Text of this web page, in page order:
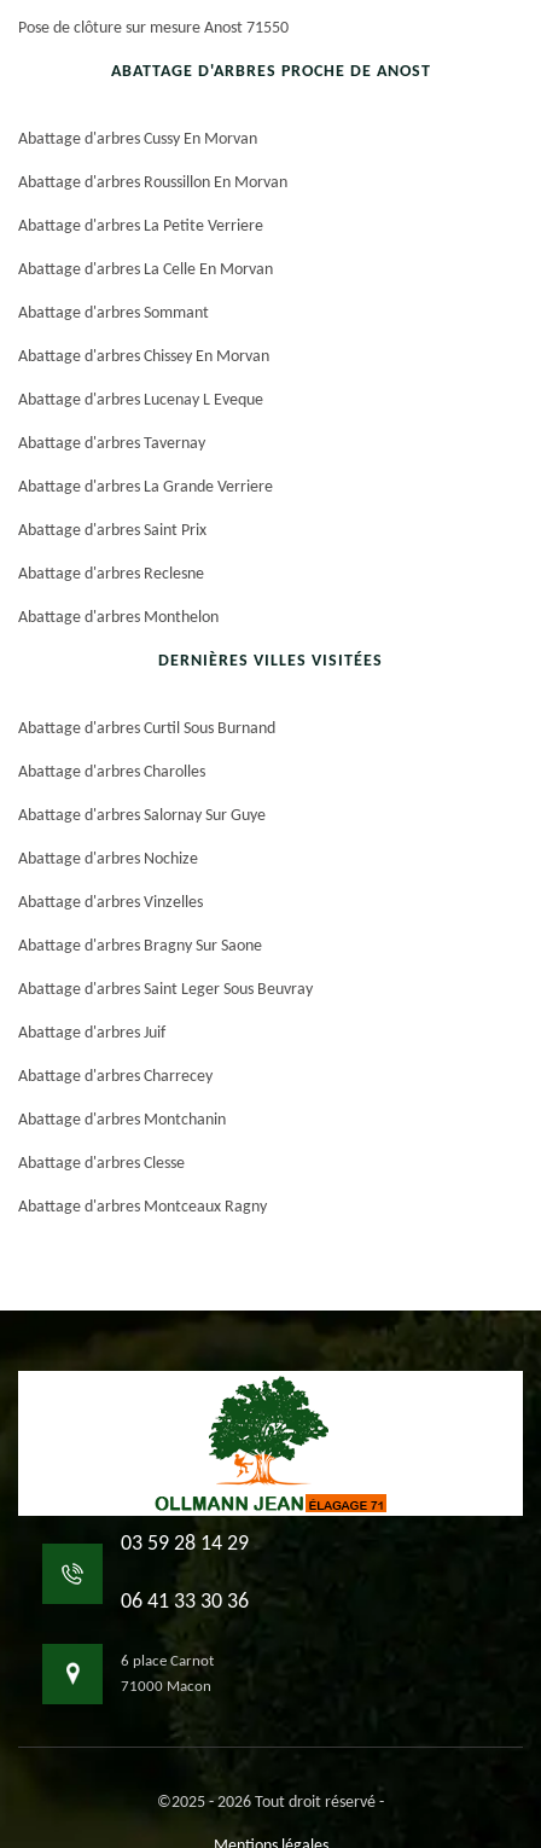
Pose de clôture sur mesure Anost 71550
ABATTAGE D'ARBRES PROCHE DE ANOST
Abattage d'arbres Cussy En Morvan
Abattage d'arbres Roussillon En Morvan
Abattage d'arbres La Petite Verriere
Abattage d'arbres La Celle En Morvan
Abattage d'arbres Sommant
Abattage d'arbres Chissey En Morvan
Abattage d'arbres Lucenay L Eveque
Abattage d'arbres Tavernay
Abattage d'arbres La Grande Verriere
Abattage d'arbres Saint Prix
Abattage d'arbres Reclesne
Abattage d'arbres Monthelon
DERNIÈRES VILLES VISITÉES
Abattage d'arbres Curtil Sous Burnand
Abattage d'arbres Charolles
Abattage d'arbres Salornay Sur Guye
Abattage d'arbres Nochize
Abattage d'arbres Vinzelles
Abattage d'arbres Bragny Sur Saone
Abattage d'arbres Saint Leger Sous Beuvray
Abattage d'arbres Juif
Abattage d'arbres Charrecey
Abattage d'arbres Montchanin
Abattage d'arbres Clesse
Abattage d'arbres Montceaux Ragny
03 59 28 14 29
06 41 33 30 36
6 place Carnot
71000 Macon
©2025 - 2026 Tout droit réservé -